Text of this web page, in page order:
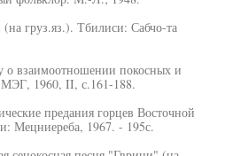
груз.яз.). Тбилиси: Сабчо-та
взаимоотношении покосных и
МЭГ, 1960, II, с.161-188.
предания горцев Восточной
Мецниереба, 1967. - 195с.